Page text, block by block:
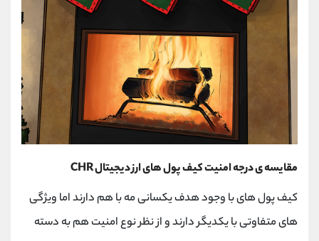
مقایسه ی درجه امنیت کیف پول های ارز دیجیتال CHR
کیف پول های با وجود هدف یکسانی مه با هم دارند اما ویژگی
های متفاوتی با یکدیگر دارند و از نظر نوع امنیت هم به دسته